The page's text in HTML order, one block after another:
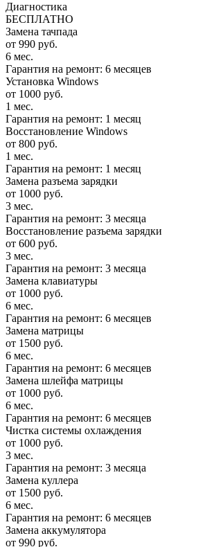
Диагностика
БЕСПЛАТНО
Замена тачпада
от 990 руб.
6 мес.
Гарантия на ремонт: 6 месяцев
Установка Windows
от 1000 руб.
1 мес.
Гарантия на ремонт: 1 месяц
Восстановление Windows
от 800 руб.
1 мес.
Гарантия на ремонт: 1 месяц
Замена разъема зарядки
от 1000 руб.
3 мес.
Гарантия на ремонт: 3 месяца
Восстановление разъема зарядки
от 600 руб.
3 мес.
Гарантия на ремонт: 3 месяца
Замена клавиатуры
от 1000 руб.
6 мес.
Гарантия на ремонт: 6 месяцев
Замена матрицы
от 1500 руб.
6 мес.
Гарантия на ремонт: 6 месяцев
Замена шлейфа матрицы
от 1000 руб.
6 мес.
Гарантия на ремонт: 6 месяцев
Чистка системы охлаждения
от 1000 руб.
3 мес.
Гарантия на ремонт: 3 месяца
Замена куллера
от 1500 руб.
6 мес.
Гарантия на ремонт: 6 месяцев
Замена аккумулятора
от 990 руб.